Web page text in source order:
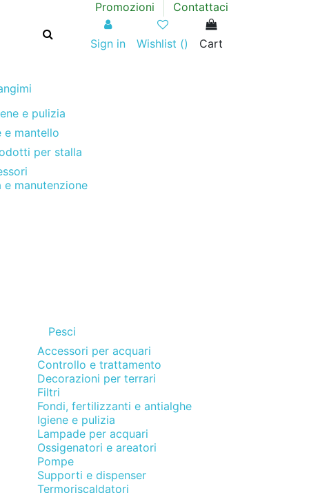
Promozioni Contattaci
Sign in Wishlist ()
Cart
e pulizia
e mantello
per stalla
e manutenzione
Pesci
Accessori per acquari
Controllo e trattamento
Decorazioni per terrari
Filtri
Fondi, fertilizzanti e antialghe
Igiene e pulizia
Lampade per acquari
Ossigenatori e areatori
Pompe
Supporti e dispenser
Termoriscaldatori